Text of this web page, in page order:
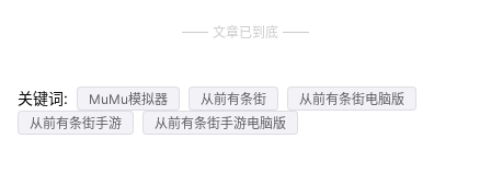
文章已到底
关键词: MuMu模拟器 从前有条街
从前有条街电脑版
从前有条街手游
从前有条街手游电脑版